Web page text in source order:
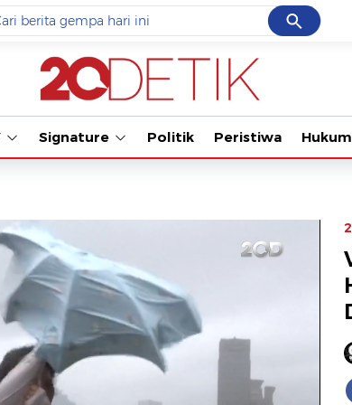
Cancel
sedang ramai dicari
data live draw sgp
prabowo
gempa hari ini
yang dicari
Tonton
Signature Politik Peristiwa Hukum